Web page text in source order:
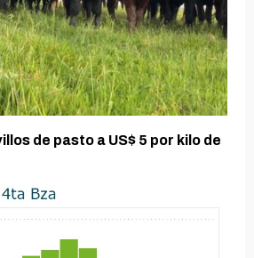
de pasto a US$ 5 por kilo de